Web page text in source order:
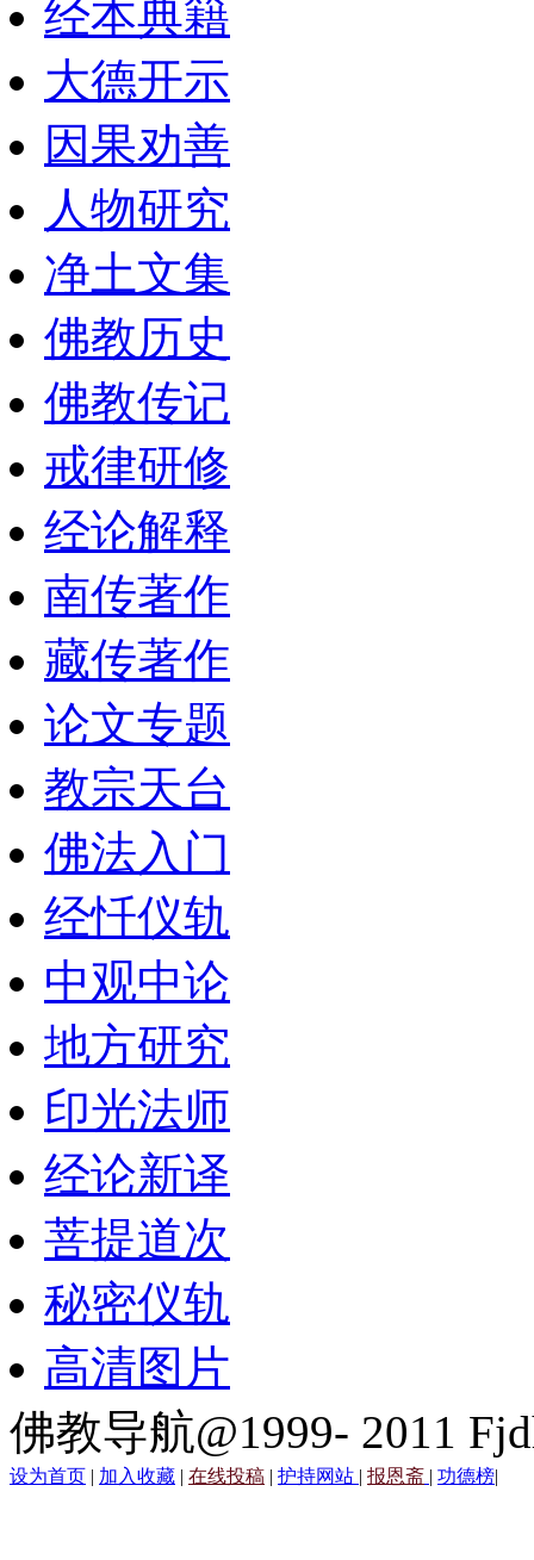
经本典籍
大德开示
因果劝善
人物研究
净土文集
佛教历史
佛教传记
戒律研修
经论解释
南传著作
藏传著作
论文专题
教宗天台
佛法入门
经忏仪轨
中观中论
地方研究
印光法师
经论新译
菩提道次
秘密仪轨
高清图片
佛教导航@1999- 2011
设为首页 | 加入收藏 | 在线投稿 | 护持网站 | 报恩斋 | 功德榜|